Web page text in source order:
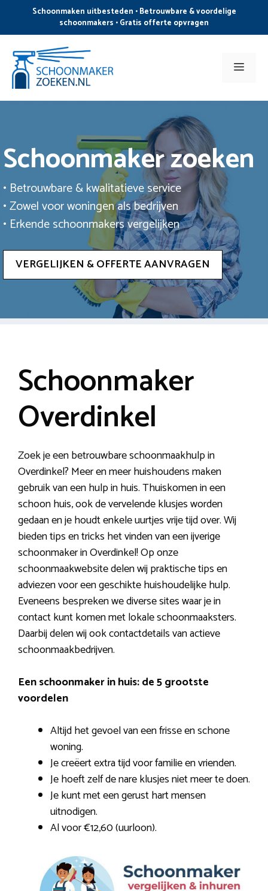
de
inhoud
Schoonmaken uitbesteden • Betrouwbare & voordelige
schoonmakers • Gratis offerte opvragen
Menu
Schoonmaker zoeken
• Betrouwbare & kwalitatieve service
• Zowel voor woningen als bedrijven
• Erkende schoonmakers vergelijken
VERGELIJKEN & OFFERTE AANVRAGEN
Schoonmaker
Overdinkel
Zoek je een betrouwbare schoonmaakhulp in
Overdinkel? Meer en meer huishoudens maken
gebruik van een hulp in huis. Thuiskomen in een
schoon huis, ook de vervelende klusjes worden
gedaan en je houdt enkele uurtjes vrije tijd over. Wij
bieden tips en tricks het vinden van een ijverige
schoonmaker in Overdinkel! Op onze
schoonmaakwebsite delen wij praktische tips en
adviezen voor een geschikte huishoudelijke hulp.
Eveneens bespreken we diverse sites waar je in
contact kunt komen met lokale schoonmaaksters.
Daarbij delen wij ook contactdetails van actieve
schoonmaakbedrijven.
Een schoonmaker in huis: de 5 grootste
voordelen
Altijd het gevoel van een frisse en schone
woning.
Je creëert extra tijd voor familie en vrienden.
Je hoeft zelf de nare klusjes niet meer te doen.
Je kunt met een gerust hart mensen
uitnodigen.
Al voor €12,60 (uurloon).